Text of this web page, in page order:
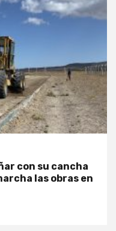
con su cancha
las obras en